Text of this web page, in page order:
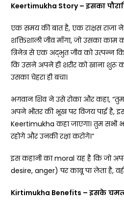
Keertimukha Story –इसका
एक समय की बात है, एक राक्षस राजा
शक्तिशाली जीव माँगा, जो उसका
त्रिनेत्र से एक अद्भुत जीव को उत्पन्न
कि उसने अपने ही शरीर को खाना शुरू
उसका चेहरा ही बचा।
भगवान शिव ने उसे रोका और कहा,
अपने भीतर की भूख पर विजय पाई है,
Keertimukha कहा जाएगा। तुम सभी
रहोगे और उनकी रक्षा करोगे।”
इस कहानी का moral यह है कि जो
desire, anger) पर काबू पा लेता है,
Kirtimukha Benefits –इसके